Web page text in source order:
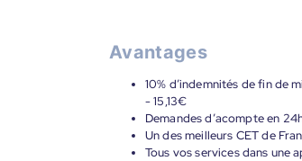
Avantages
10% d’indemnités de fin de
- 15,13€
Demandes d’acompte en
Un des meilleurs CET de
Tous vos services dans une